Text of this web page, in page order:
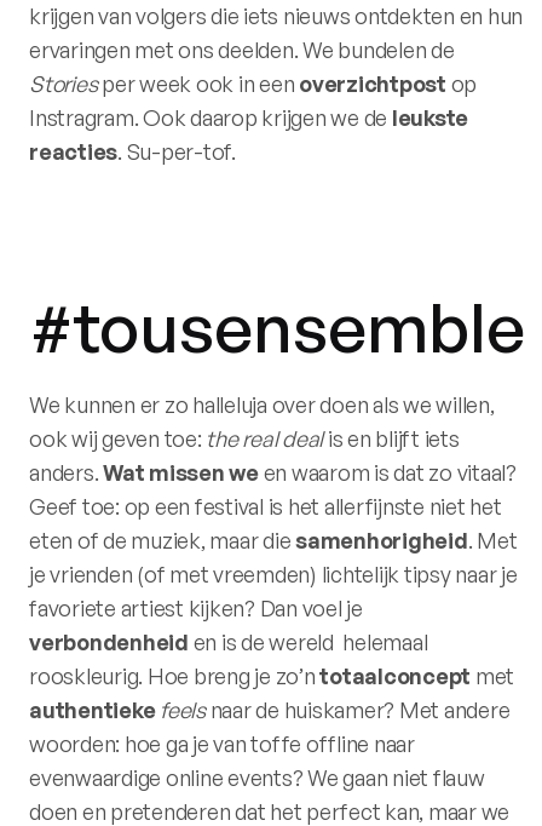
krijgen van volgers die iets nieuws ontdekten en hun
ervaringen met ons deelden. We bundelen de
Storiesper week ook in een overzichtpost op
Instragram. Ook daarop krijgen we de leukste
reacties. Su-per-tof.
#tousensemble
We kunnen er zo halleluja over doen als we willen,
ook wij geven toe: the real dealis en blijft iets
anders.Wat missenween waarom is dat zo vitaal?
Geef toe: op een festival is het allerfijnste niet het
eten of de muziek, maar diesamenhorigheid. Met
je vrienden (of met vreemden) lichtelijk tipsy naar je
favoriete artiest kijken? Dan voel je
verbondenheid en is de wereld helemaal
rooskleurig. Hoe breng je zo’ntotaalconcept met
authentieke feelsnaar de huiskamer? Met andere
woorden: hoe ga je van toffe offline naar
evenwaardige online events? We gaan niet flauw
doen en pretenderen dat het perfect kan, maar we